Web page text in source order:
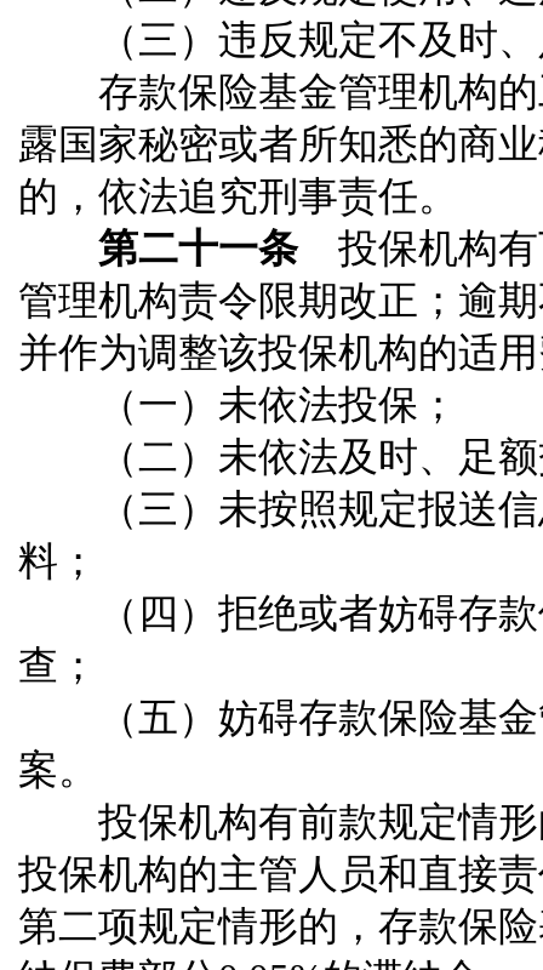
（三）违反规定不及时、
存款保险基金管理机构的
露国家秘密或者所知悉的商
的，依法追究刑事责任。
第二十一条投保机构有
管理机构责令限期改正；逾
并作为调整该投保机构的适
（一）未依法投保；
（二）未依法及时、足额
（三）未按照规定报送信
料；
（四）拒绝或者妨碍存款
查；
（五）妨碍存款保险基金
案。
投保机构有前款规定情形
投保机构的主管人员和直接
第二项规定情形的，存款保